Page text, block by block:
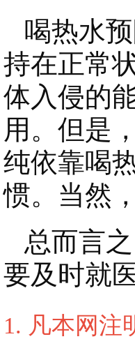
喝热水
持在正常
体入侵的
用。但是
纯依靠喝
惯。当然
总而言之
要及时就
1. 凡本网注